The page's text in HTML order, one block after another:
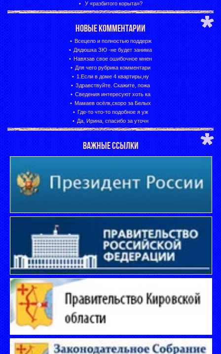
У «разбитого корыта»?
НОВЫЕ КОММЕНТАРИИ
Всецело и полностью поддерж
Дядюшка ЗЮ -не будет занима
Навязав свое ошибочное мнен
Для чего рубрика комментари
1.Если в доме 4 квартиры,ну
Здравствуйте. Скажите, пожа
Сведения интересуют хоть ка
Мамаев осёлк,скоро за Белых
Где-то что-то подобное я уж
Да, Ирина, спасибо за уточн
ВАЖНЫЕ ССЫЛКИ